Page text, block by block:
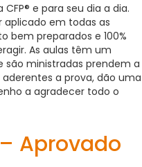
e para seu dia a dia.
aplicado em todas as
bem preparados e 100%
As aulas têm um
ministradas prendem a
a prova, dão uma
a agradecer todo o
Aprovado